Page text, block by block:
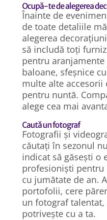
Ocupă-te de alegerea
Înainte de
de toate detaliile
alegerea
să includă toți
pentru
baloane, sfeșnice
multe alte accesorii
pentru nuntă.
alege cea mai
Caută un fotograf
Fotografii și
căutați în sezonul
indicat să găsești o
profesioniști
cu jumătate de an.
portofolii, cere
un fotograf talentat,
potrivește cu a ta.